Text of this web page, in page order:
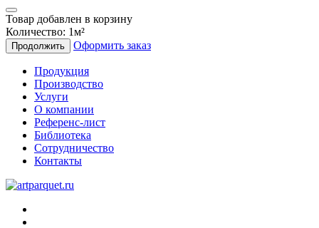
Товар добавлен в корзину
Количество: 1м²
Продолжить Оформить заказ
Продукция
Производство
Услуги
О компании
Референс-лист
Библиотека
Сотрудничество
Контакты